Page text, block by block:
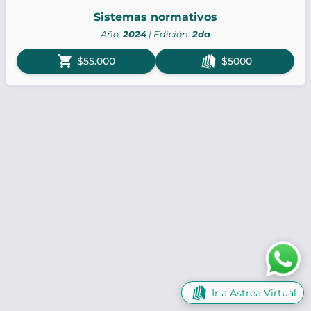
Sistemas normativos
Año:2024 | Edición:2da
shopping_cart $55.000 $5000
Ir a Astrea Virtual